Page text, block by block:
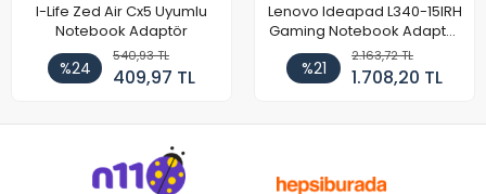
I-Life Zed Air Cx5 Uyumlu
Notebook Adaptör
%24
540,93 TL
409,97 TL
Lenovo Ideapad L340-15IRH
Gaming Notebook Adaptör
Cihazı Şarj Aleti (150W)
%21
2.163,72 TL
1.708,20 TL